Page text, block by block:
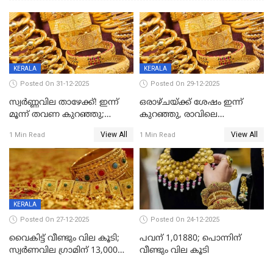
KERALA
Posted On 31-12-2025
സ്വർണ്ണവില താഴേക്ക്! ഇന്ന്
മൂന്ന് തവണ കുറഞ്ഞു;
1 Min Read View All
KERALA
Posted On 29-12-2025
ഒരാഴ്ചയ്ക്ക് ശേഷം ഇന്ന്
കുറഞ്ഞു, രാവിലെ
ഇടിവ്
1 Min Read View All
KERALA
Posted On 27-12-2025
വൈകിട്ട് വീണ്ടും വില കൂടി;
സ്വർണവില ഗ്രാമിന് 13,000
Posted On 24-12-2025
പവന് 1,01880; പൊന്നിന്
വീണ്ടും വില കൂടി